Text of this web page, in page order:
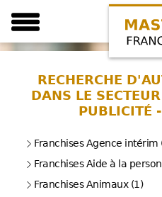
RECHERCHE
DANS LE
PUBLICITÉ
Franchises Agence intérim
Franchises Aide à la
Franchises Animaux (1)